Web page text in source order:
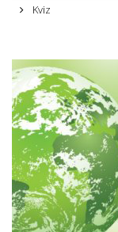
Kviz